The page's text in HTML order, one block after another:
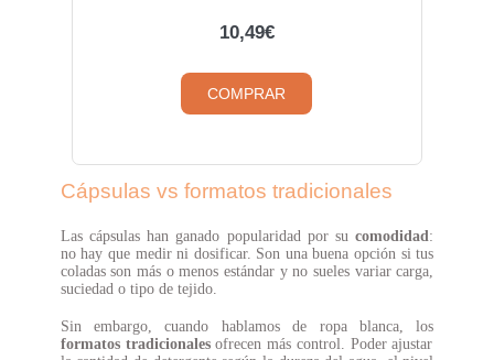
10,49€
COMPRAR
Cápsulas vs formatos tradicionales
Las cápsulas han ganado popularidad por sucomodidad :
no hay que medir ni dosificar. Son una buena opción si tus
coladas son más o menos estándar y no sueles variar carga,
suciedad o tipo de tejido.
Sin embargo, cuando hablamos de ropa blanca, los
formatos tradicionalesofrecen más control. Poder ajustar